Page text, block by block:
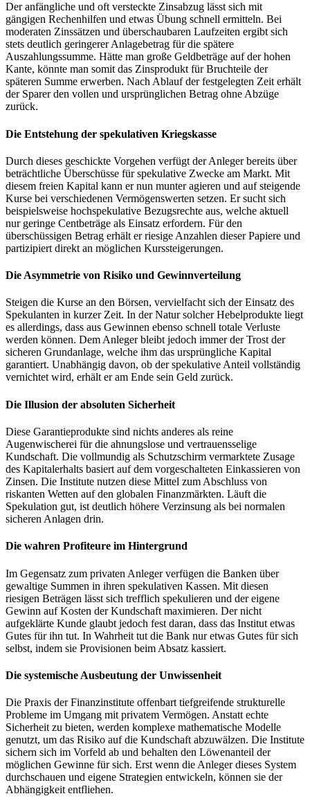
Der anfängliche und oft versteckte Zinsabzug lässt sich mit
gängigen Rechenhilfen und etwas Übung schnell ermitteln. Bei
moderaten Zinssätzen und überschaubaren Laufzeiten ergibt sich
stets deutlich geringerer Anlagebetrag für die spätere
Auszahlungssumme. Hätte man große Geldbeträge auf der hohen
Kante, könnte man somit das Zinsprodukt für Bruchteile der
späteren Summe erwerben. Nach Ablauf der festgelegten Zeit erhält
der Sparer den vollen und ursprünglichen Betrag ohne Abzüge
zurück.
Die Entstehung der spekulativen Kriegskasse
Durch dieses geschickte Vorgehen verfügt der Anleger bereits über
beträchtliche Überschüsse für spekulative Zwecke am Markt. Mit
diesem freien Kapital kann er nun munter agieren und auf steigende
Kurse bei verschiedenen Vermögenswerten setzen. Er sucht sich
beispielsweise hochspekulative Bezugsrechte aus, welche aktuell
nur geringe Centbeträge als Einsatz erfordern. Für den
überschüssigen Betrag erhält er riesige Anzahlen dieser Papiere und
partizipiert direkt an möglichen Kurssteigerungen.
Die Asymmetrie von Risiko und Gewinnverteilung
Steigen die Kurse an den Börsen, vervielfacht sich der Einsatz des
Spekulanten in kurzer Zeit. In der Natur solcher Hebelprodukte liegt
es allerdings, dass aus Gewinnen ebenso schnell totale Verluste
werden können. Dem Anleger bleibt jedoch immer der Trost der
sicheren Grundanlage, welche ihm das ursprüngliche Kapital
garantiert. Unabhängig davon, ob der spekulative Anteil vollständig
vernichtet wird, erhält er am Ende sein Geld zurück.
Die Illusion der absoluten Sicherheit
Diese Garantieprodukte sind nichts anderes als reine
Augenwischerei für die ahnungslose und vertrauensselige
Kundschaft. Die vollmundig als Schutzschirm vermarktete Zusage
des Kapitalerhalts basiert auf dem vorgeschalteten Einkassieren von
Zinsen. Die Institute nutzen diese Mittel zum Abschluss von
riskanten Wetten auf den globalen Finanzmärkten. Läuft die
Spekulation gut, ist deutlich höhere Verzinsung als bei normalen
sicheren Anlagen drin.
Die wahren Profiteure im Hintergrund
Im Gegensatz zum privaten Anleger verfügen die Banken über
gewaltige Summen in ihren spekulativen Kassen. Mit diesen
riesigen Beträgen lässt sich trefflich spekulieren und der eigene
Gewinn auf Kosten der Kundschaft maximieren. Der nicht
aufgeklärte Kunde glaubt jedoch fest daran, dass das Institut etwas
Gutes für ihn tut. In Wahrheit tut die Bank nur etwas Gutes für sich
selbst, indem sie Provisionen beim Absatz kassiert.
Die systemische Ausbeutung der Unwissenheit
Die Praxis der Finanzinstitute offenbart tiefgreifende strukturelle
Probleme im Umgang mit privatem Vermögen. Anstatt echte
Sicherheit zu bieten, werden komplexe mathematische Modelle
genutzt, um das Risiko auf die Kundschaft abzuwälzen. Die Institute
sichern sich im Vorfeld ab und behalten den Löwenanteil der
möglichen Gewinne für sich. Erst wenn die Anleger dieses System
durchschauen und eigene Strategien entwickeln, können sie der
Abhängigkeit entfliehen.